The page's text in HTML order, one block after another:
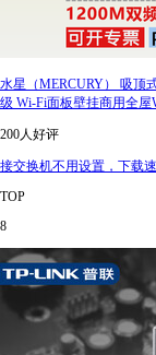
水星（MERCURY） 吸顶
级 Wi-Fi面板壁挂商用全屋
200人好评
接交换机不用设置，下载
TOP
8